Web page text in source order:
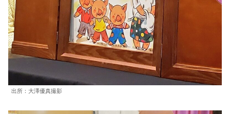
出所：大澤優真撮影